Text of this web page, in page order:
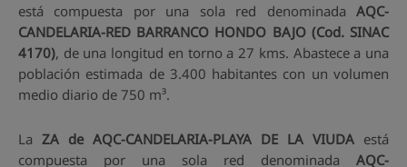
está compuesta por una sola red denominada AQC-
CANDELARIA-RED BARRANCO HONDO BAJO (Cod. SINAC
4170), de una longitud en torno a 27 kms. Abastece a una
población estimada de 3.400 habitantes con un volumen
medio diario de 750 m³.
La ZA de AQC-CANDELARIA-PLAYA DE LA VIUDA está
compuesta por una sola red denominada AQC-